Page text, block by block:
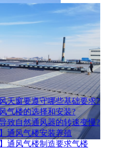
天窗要遵守哪些基础要求?
气楼的选择和安装?
致自然通风器的转速变慢?
通风气楼安装养殖
通风气楼制造要求气楼